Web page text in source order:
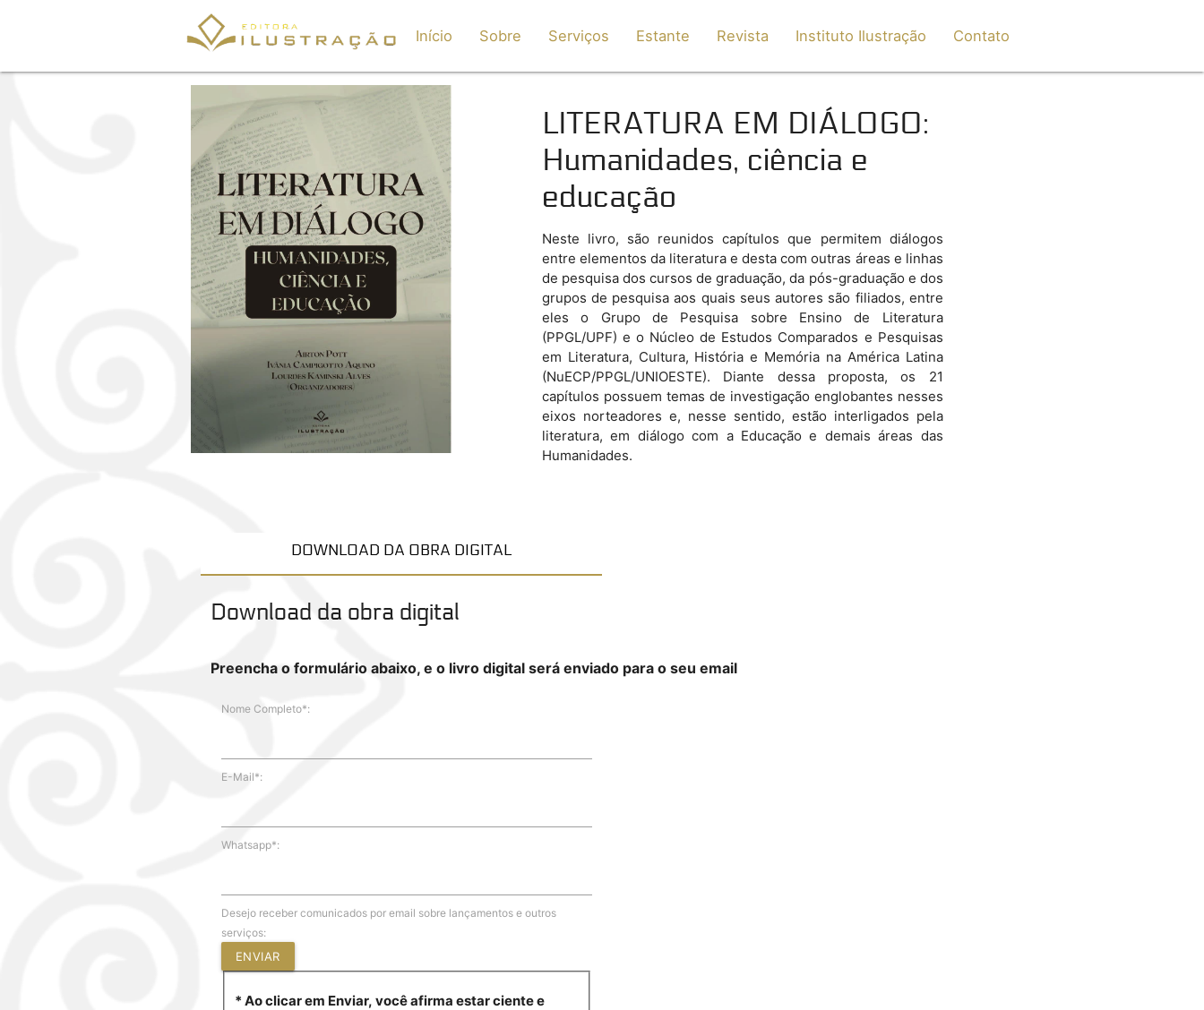
Início Sobre Serviços Estante Revista Instituto Ilustração Contato
LITERATURA EM DIÁLOGO:
Humanidades, ciência e
educação
Neste livro, são reunidos capítulos que permitem diálogos
entre elementos da literatura e desta com outras áreas e linhas
de pesquisa dos cursos de graduação, da pós-graduação e dos
grupos de pesquisa aos quais seus autores são filiados, entre
eles o Grupo de Pesquisa sobre Ensino de Literatura
(PPGL/UPF) e o Núcleo de Estudos Comparados e Pesquisas
em Literatura, Cultura, História e Memória na América Latina
(NuECP/PPGL/UNIOESTE). Diante dessa proposta, os 21
capítulos possuem temas de investigação englobantes nesses
eixos norteadores e, nesse sentido, estão interligados pela
literatura, em diálogo com a Educação e demais áreas das
Humanidades.
DOWNLOAD DA OBRA DIGITAL
Download da obra digital
Preencha o formulário abaixo, e o livro digital será enviado para o seu email
Nome Completo*:
E-Mail*:
Whatsapp*:
Desejo receber comunicados por email sobre lançamentos e outros
serviços:
ENVIAR
* Ao clicar em Enviar, você afirma estar ciente e